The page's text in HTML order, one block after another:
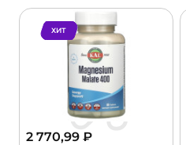
ХИТ
2 770,99 ₽